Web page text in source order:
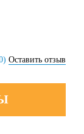
Оставить отзыв